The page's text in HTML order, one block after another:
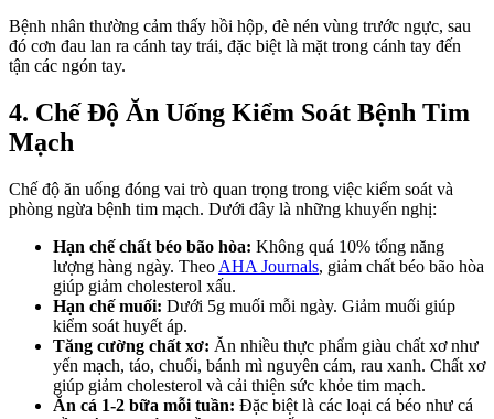
Bệnh nhân thường cảm thấy hồi hộp, đè nén vùng trước ngực, sau
đó cơn đau lan ra cánh tay trái, đặc biệt là mặt trong cánh tay đến
tận các ngón tay.
4. Chế Độ Ăn Uống Kiểm Soát Bệnh Tim
Mạch
Chế độ ăn uống đóng vai trò quan trọng trong việc kiểm soát và
phòng ngừa bệnh tim mạch. Dưới đây là những khuyến nghị:
Hạn chế chất béo bão hòa: Không quá 10% tổng năng
lượng hàng ngày. Theo AHA Journals, giảm chất béo bão hòa
giúp giảm cholesterol xấu.
Hạn chế muối: Dưới 5g muối mỗi ngày. Giảm muối giúp
kiểm soát huyết áp.
Tăng cường chất xơ: Ăn nhiều thực phẩm giàu chất xơ như
yến mạch, táo, chuối, bánh mì nguyên cám, rau xanh. Chất xơ
giúp giảm cholesterol và cải thiện sức khỏe tim mạch.
Ăn cá 1-2 bữa mỗi tuần: Đặc biệt là các loại cá béo như cá